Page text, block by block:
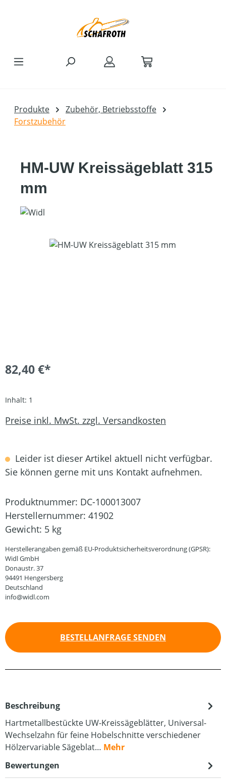
Produkte
Zubehör, Betriebsstoffe
Forstzubehör
HM-UW Kreissägeblatt 315
mm
Bildergalerie überspringen
82,40 €*
Inhalt: 1
Preise inkl. MwSt. zzgl. Versandkosten
Leider ist dieser Artikel aktuell nicht verfügbar.
Sie können gerne mit uns Kontakt aufnehmen.
Produktnummer: DC-100013007
Herstellernummer: 41902
Gewicht: 5 kg
Herstellerangaben gemäß EU-Produktsicherheitsverordnung (GPSR):
Widl GmbH
Donaustr. 37
94491 Hengersberg
Deutschland
info@widl.com
BESTELLANFRAGE SENDEN
Beschreibung
Hartmetallbestückte UW-Kreissägeblätter, Universal-
Wechselzahn für feine Hobelschnitte verschiedener
Hölzervariable Sägeblat… Mehr
Bewertungen